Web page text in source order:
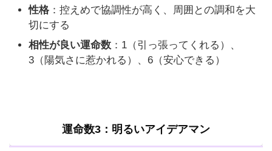
性格 ：控えめで協調性が高く、周囲との調和を大
切にする
相性が良い運命数 ：1（引っ張ってくれる）、
3（陽気さに惹かれる）、6（安心できる）
運命数3：明るいアイデアマン